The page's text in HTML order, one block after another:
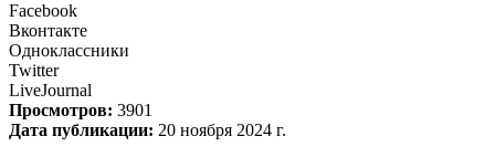
Facebook
Вконтакте
Одноклассники
Twitter
LiveJournal
Просмотров: 3901
Дата публикации: 20 ноября 2024 г.